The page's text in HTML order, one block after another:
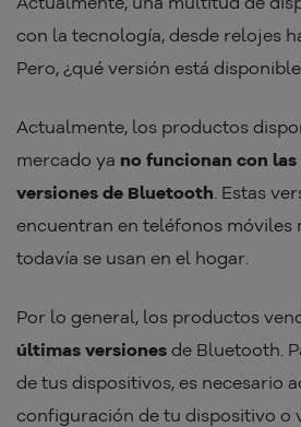
con la tecnología, desde relojes
Pero, ¿qué versión está
Actualmente, los productos
mercado ya no funcionan con
versiones de Bluetooth . Estas
encuentran en teléfonos móviles
todavía se usan en el hogar.
Por lo general, los productos
últimas versiones de Bluetooth.
de tus dispositivos, es necesario
configuración de tu dispositivo o